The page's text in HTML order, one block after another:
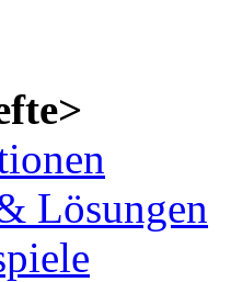
Lösungen